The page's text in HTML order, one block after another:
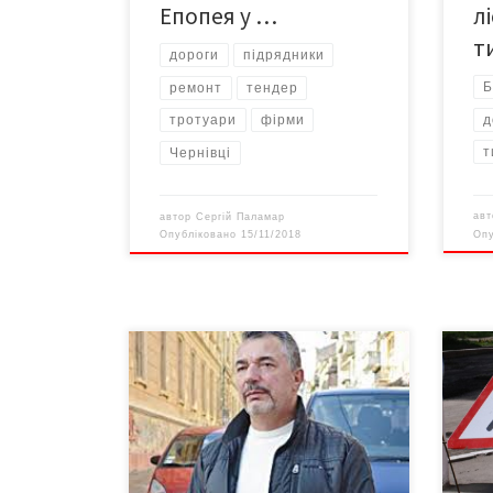
Епопея у …
дороги підрядники
ремонт тендер
тротуари фірми
Чернівці
авторСергій Паламар
Опубліковано 15/11/2018
Сьогодні новини нагадують
повідомлення з театру воєнних дій:
цифри втрат у ДТП навіть більші,
ніж у повідомленнях з колишньої
АТО – нинішньої ООС. Зіткнення
подвійні, потрійні, масові, наїзди на